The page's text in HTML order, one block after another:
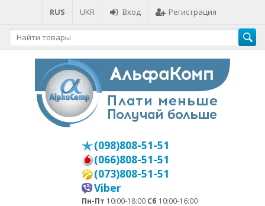
RUS UKR Вход Регистрация
(098)808-51-51
(066)808-51-51
(073)808-51-51
Viber
Пн-Пт 10:00-18:00 Сб 10:00-16:00